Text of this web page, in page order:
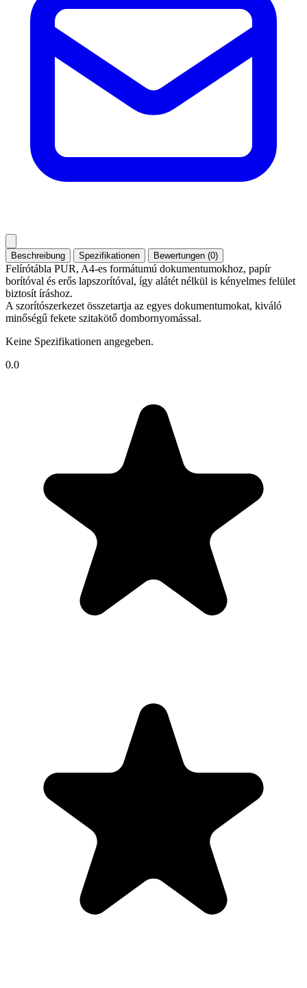
Beschreibung Spezifikationen Bewertungen (0)
Felírótábla PUR, A4-es formátumú dokumentumokhoz, papír
borítóval és erős lapszorítóval, így alátét nélkül is kényelmes felület
biztosít íráshoz.
A szorítószerkezet összetartja az egyes dokumentumokat, kiváló
minőségű fekete szitakötő dombornyomással.
Keine Spezifikationen angegeben.
0.0